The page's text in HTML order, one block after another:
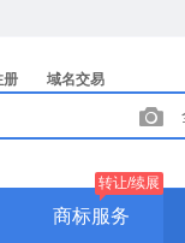
册 域名交易
商标服务
转让/续展